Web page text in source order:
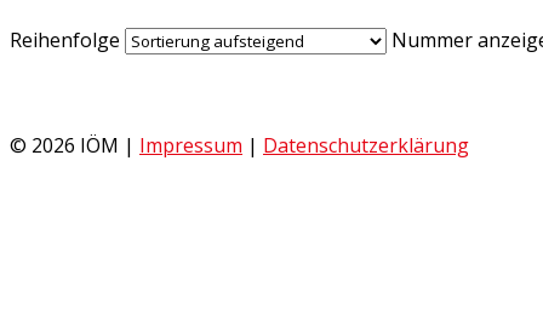
Reihenfolge Nummer
© 2026 IÖM | Impressum | Datenschutzerklärung